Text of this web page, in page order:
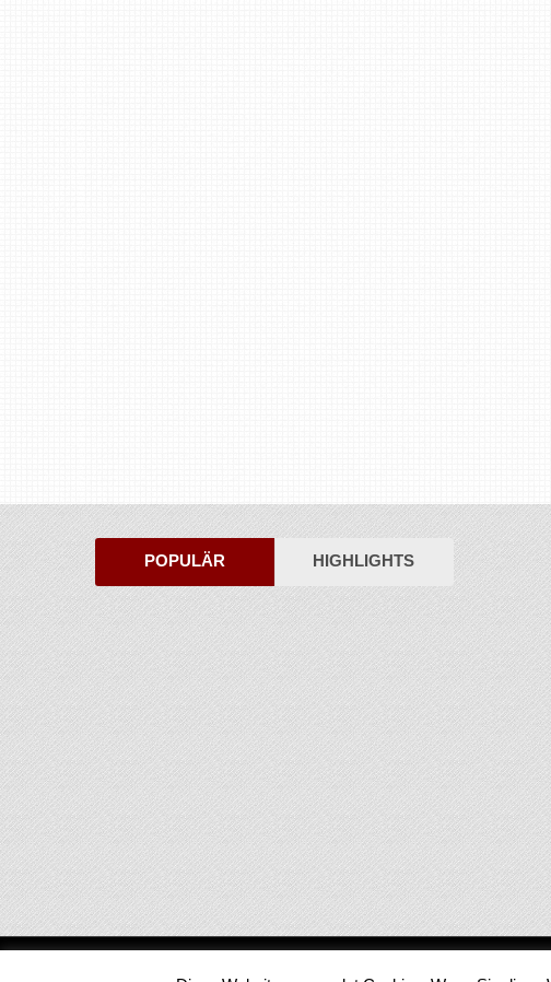
POPULÄR HIGHLIGHTS
Medienjournal Copyright © 2026.